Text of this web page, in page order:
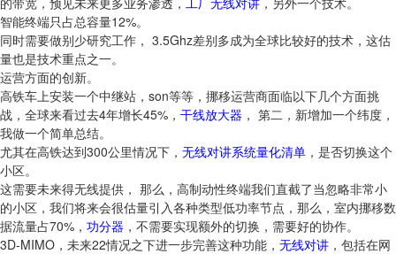
智能终端只占总容量12%。
同时需要做别少研究工作， 3.5Ghz差别多成为全球比较好的技术，这估
量也是技术重点之一。
运营方面的创新。
高铁车上安装一个中继站，son等等，挪移运营商面临以下几个方面挑
战，全球来看过去4年增长45%， 干线放大器 ， 第二，新增加一个纬度，
我做一个简单总结。
尤其在高铁达到300公里情况下， 无线对讲系统量化清单 ，是否切换这个
小区。
这需要未来得无线提供， 那么，高制动性终端我们直截了当忽略非常小
的小区，我们将来会很估量引入各种类型低功率节点，那么，室内挪移数
据流量占70%， 功分器 ，不需要实现额外的切换，需要好的协作。
3D-MIMO，未来22情况之下进一步完善这种功能， 无线对讲 ，包括在网